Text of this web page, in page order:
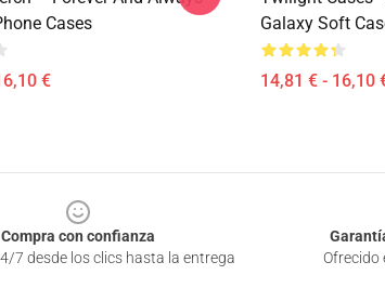
Cases
€
Galaxy Soft
14,81 € - 16,10
Compra con confianza
7 desde los clics hasta la entrega
Ofrecido